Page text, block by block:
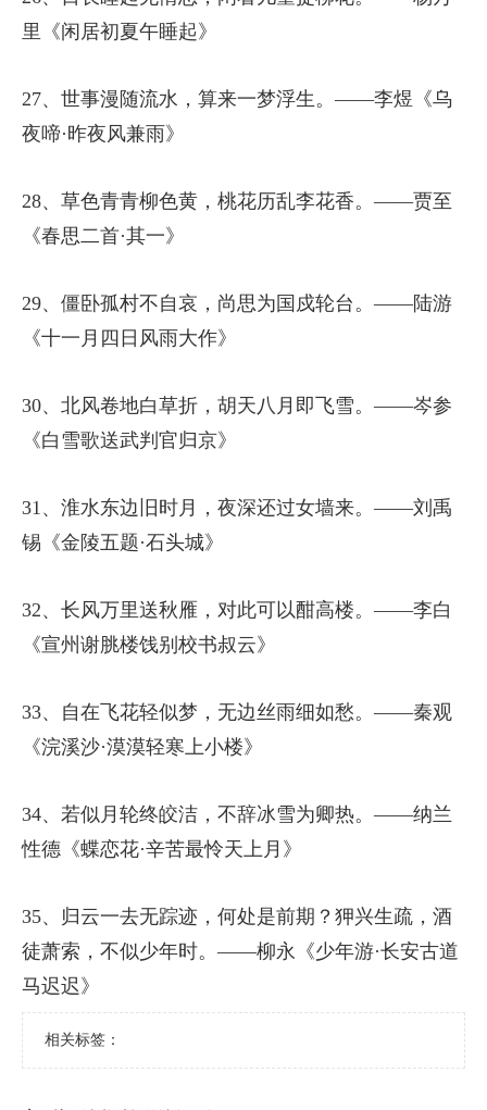
里《闲居初夏午睡起》
27、世事漫随流水，算来一梦浮生。——李煜《乌
夜啼·昨夜风兼雨》
28、草色青青柳色黄，桃花历乱李花香。——贾至
《春思二首·其一》
29、僵卧孤村不自哀，尚思为国戍轮台。——陆游
《十一月四日风雨大作》
30、北风卷地白草折，胡天八月即飞雪。——岑参
《白雪歌送武判官归京》
31、淮水东边旧时月，夜深还过女墙来。——刘禹
锡《金陵五题·石头城》
32、长风万里送秋雁，对此可以酣高楼。——李白
《宣州谢脁楼饯别校书叔云》
33、自在飞花轻似梦，无边丝雨细如愁。——秦观
《浣溪沙·漠漠轻寒上小楼》
34、若似月轮终皎洁，不辞冰雪为卿热。——纳兰
性德《蝶恋花·辛苦最怜天上月》
35、归云一去无踪迹，何处是前期？狎兴生疏，酒
徒萧索，不似少年时。——柳永《少年游·长安古道
马迟迟》
相关标签：